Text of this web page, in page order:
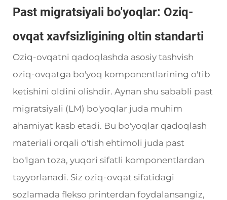
Past migratsiyali bo'yoqlar: Oziq-
ovqat xavfsizligining oltin standarti
Oziq-ovqatni qadoqlashda asosiy tashvish
oziq-ovqatga bo'yoq komponentlarining o'tib
ketishini oldini olishdir. Aynan shu sababli past
migratsiyali (LM) bo'yoqlar juda muhim
ahamiyat kasb etadi. Bu bo'yoqlar qadoqlash
materiali orqali o'tish ehtimoli juda past
bo'lgan toza, yuqori sifatli komponentlardan
tayyorlanadi. Siz oziq-ovqat sifatidagi
sozlamada flekso printerdan foydalansangiz,